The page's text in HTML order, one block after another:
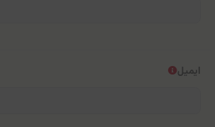
ایمیل